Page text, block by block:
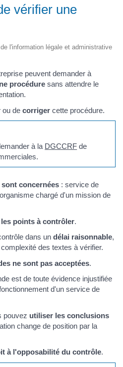
vérifier une
l'information légale et administrative
peuvent demander à
procédure sans attendre le
ou de corriger cette procédure.
à la DGCCRF de
concernées : service de
chargé d'un mission de
les points à contrôler.
dans un délai raisonnable,
des textes à vérifier.
ne sont pas acceptées.
est de toute évidence injustifiée
d'un service de
pouvez utiliser les conclusions
change de position par la
à l'opposabilité du contrôle.